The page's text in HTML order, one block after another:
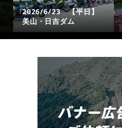
2026/6/23 【平日】
美山・日吉ダム